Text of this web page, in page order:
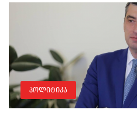
პოლიტიკა